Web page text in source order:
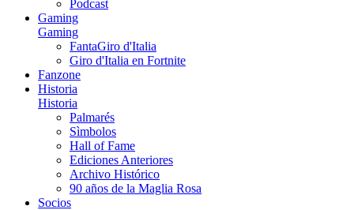
Podcast
Gaming
Gaming
FantaGiro d'Italia
Giro d'Italia en Fortnite
Fanzone
Historia
Historia
Palmarés
Sìmbolos
Hall of Fame
Ediciones Anteriores
Archivo Histórico
90 años de la Maglia Rosa
Socios